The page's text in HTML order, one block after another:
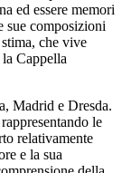
ed essere memori
sue composizioni
che vive
Cappella
Madrid e Dresda.
le
relativamente
e la sua